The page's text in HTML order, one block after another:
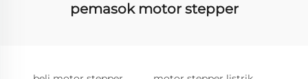
pemasok motor stepper